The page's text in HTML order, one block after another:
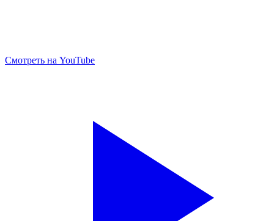
Смотреть на YouTube